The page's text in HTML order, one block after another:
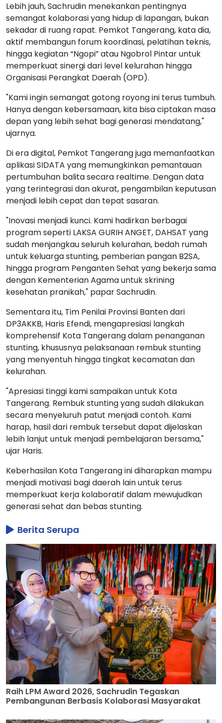
Lebih jauh, Sachrudin menekankan pentingnya
semangat kolaborasi yang hidup di lapangan, bukan
sekadar di ruang rapat. Pemkot Tangerang, kata dia,
aktif membangun forum koordinasi, pelatihan teknis,
hingga kegiatan “Ngopi” atau Ngobrol Pintar untuk
memperkuat sinergi dari level kelurahan hingga
Organisasi Perangkat Daerah (OPD).
"Kami ingin semangat gotong royong ini terus tumbuh.
Hanya dengan kebersamaan, kita bisa ciptakan masa
depan yang lebih sehat bagi generasi mendatang,"
ujarnya.
Di era digital, Pemkot Tangerang juga memanfaatkan
aplikasi SIDATA yang memungkinkan pemantauan
pertumbuhan balita secara realtime. Dengan data
yang terintegrasi dan akurat, pengambilan keputusan
menjadi lebih cepat dan tepat sasaran.
"Inovasi menjadi kunci. Kami hadirkan berbagai
program seperti LAKSA GURIH ANGET, DAHSAT yang
sudah menjangkau seluruh kelurahan, bedah rumah
untuk keluarga stunting, pemberian pangan B2SA,
hingga program Penganten Sehat yang bekerja sama
dengan Kementerian Agama untuk skrining
kesehatan pranikah," papar Sachrudin.
Sementara itu, Tim Penilai Provinsi Banten dari
DP3AKKB, Haris Efendi, mengapresiasi langkah
komprehensif Kota Tangerang dalam penanganan
stunting, khususnya pelaksanaan rembuk stunting
yang menyentuh hingga tingkat kecamatan dan
kelurahan.
"Apresiasi tinggi kami sampaikan untuk Kota
Tangerang. Rembuk stunting yang sudah dilakukan
secara menyeluruh patut menjadi contoh. Kami
harap, hasil dari rembuk tersebut dapat dijelaskan
lebih lanjut untuk menjadi pembelajaran bersama,"
ujar Haris.
Keberhasilan Kota Tangerang ini diharapkan mampu
menjadi motivasi bagi daerah lain untuk terus
memperkuat kerja kolaboratif dalam mewujudkan
generasi sehat dan bebas stunting.
Berita Serupa
Raih LPM Award 2026, Sachrudin Tegaskan
Pembangunan Berbasis Kolaborasi Masyarakat